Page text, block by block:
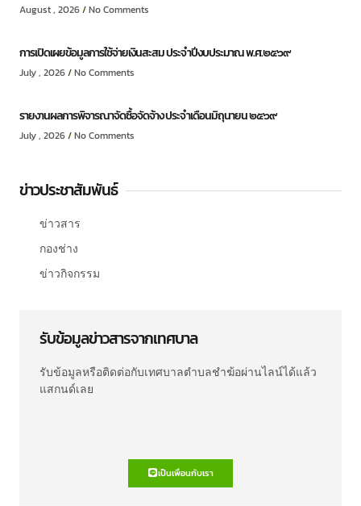
August , 2026 No Comments
การเปิดเผยข้อมูลการใช้จ่ายเงินสะสม ประจำปีงบประมาณ พ.ศ.๒๕๖๙
July , 2026 No Comments
รายงานผลการพิจารณาจัดซื้อจัดจ้าง ประจำเดือนมิถุนายน ๒๕๖๙
July , 2026 No Comments
ข่าวประชาสัมพันธ์
ข่าวสาร
กองช่าง
ข่าวกิจกรรม
รับข้อมูลข่าวสารจากเทศบาล
รับข้อมูลหรือติดต่อกับเทศบาลตำบลชำฆ้อผ่านไลน์ได้แล้ว
แสกนด์เลย
เป็นเพื่อนกับเรา